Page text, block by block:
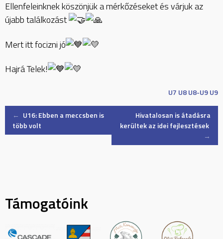
Ellenfeleinknek köszönjük a mérkőzéseket és várjuk az
újabb találkozást
Mert itt focizni jó
Hajrá Telek!
U7 U8U8-U9U9
Post
← U16: Ebben a meccsben is
több volt
Hivatalosan is átadásra
kerültek az idei fejlesztések
→
Támogatóink